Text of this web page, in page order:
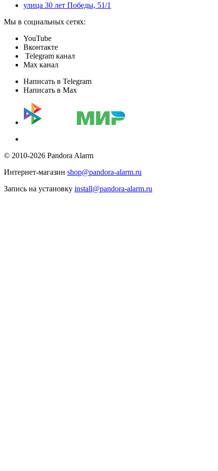
улица 30 лет Победы, 51/1
Мы в социальных сетях:
YouTube
Вконтакте
Telegram канал
Max канал
Написать в Telegram
Написать в Max
© 2010-2026 Pandora Alarm
Интернет-магазин shop@pandora-alarm.ru
Запись на установку install@pandora-alarm.ru